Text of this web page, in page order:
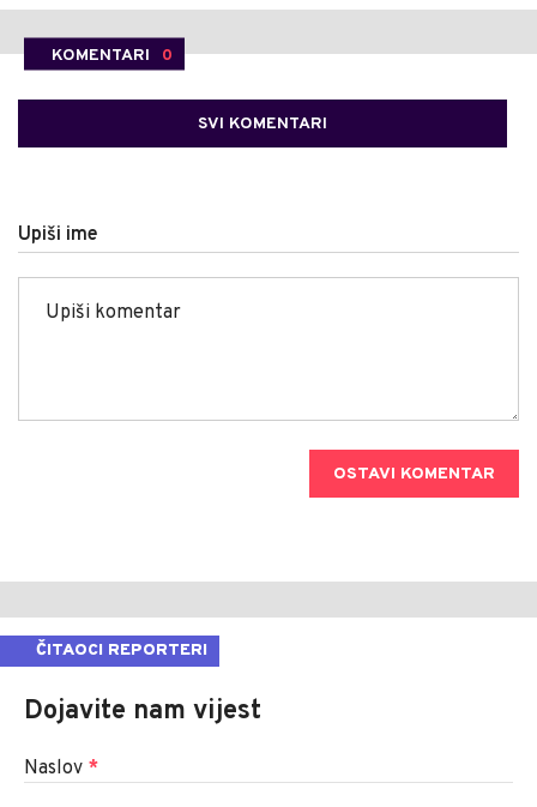
KOMENTARI 0
SVI KOMENTARI
Upiši ime
OSTAVI KOMENTAR
ČITAOCI REPORTERI
Dojavite nam vijest
Naslov *